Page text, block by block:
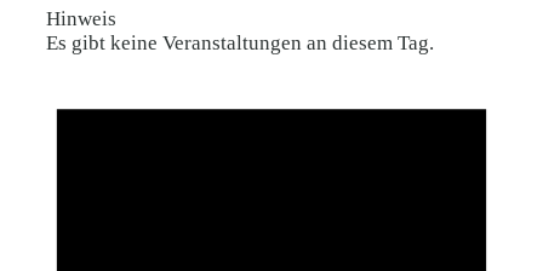
Hinweis
Es gibt keine Veranstaltungen an diesem Tag.